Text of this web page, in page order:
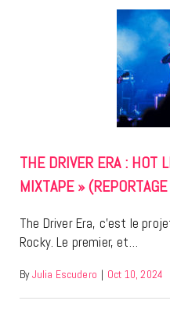
THE DRIVER ERA : HOT
MIXTAPE »
The Driver Era, c’est le
Rocky. Le premier, et…
By Julia Escudero | Oct 10, 2024